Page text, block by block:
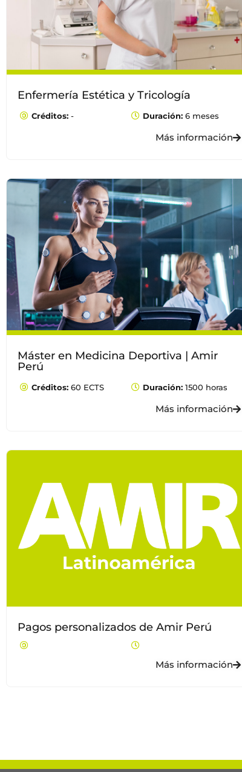
Enfermería Estética y Tricología
Créditos: - Duración:6 meses
Más información
Máster en Medicina Deportiva | Amir
Perú
Créditos: 60 ECTS Duración:1500 horas
Más información
Pagos personalizados de Amir Perú
Más información